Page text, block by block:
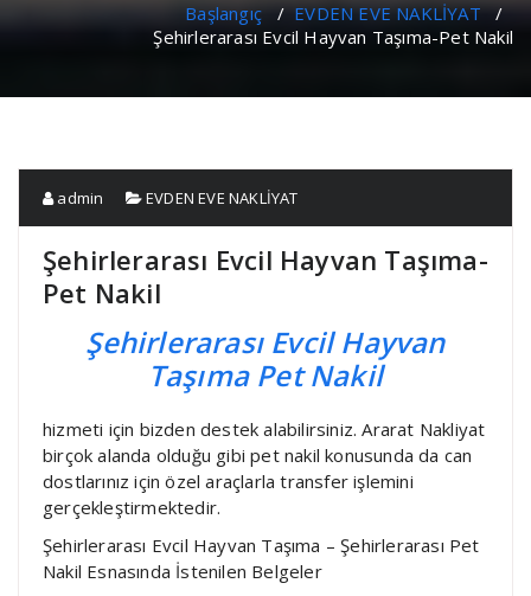
Başlangıç/ EVDEN EVE NAKLİYAT/
Şehirlerarası Evcil Hayvan Taşıma-Pet Nakil
admin EVDEN EVE NAKLİYAT
Şehirlerarası Evcil Hayvan Taşıma-
Pet Nakil
Şehirlerarası Evcil Hayvan
Taşıma Pet Nakil
hizmeti için bizden destek alabilirsiniz. Ararat Nakliyat
birçok alanda olduğu gibi pet nakil konusunda da can
dostlarınız için özel araçlarla transfer işlemini
gerçekleştirmektedir.
Şehirlerarası Evcil Hayvan Taşıma – Şehirlerarası Pet
Nakil Esnasında İstenilen Belgeler